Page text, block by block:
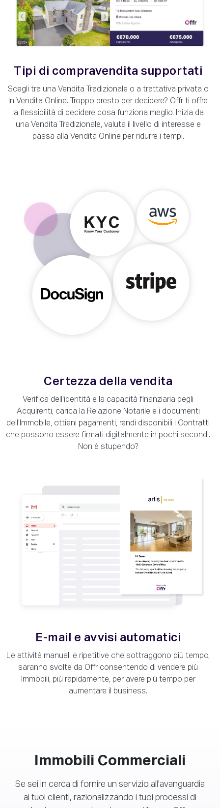
Tipi di compravendita supportati
Scegli tra una Vendita Tradizionale o a trattativa privata o
in Vendita Online. Troppo presto per decidere? Offr ti offre
la flessibilità di decidere cosa funziona meglio. Inizia da
una Vendita Tradizionale, valuta il livello di interesse e
passa alla Vendita Online per ridurre i tempi.
Certezza della vendita
Verifica dell'identità e la capacità finanziaria degli
Acquirenti, carica la Relazione Notarile e i documenti
dell'Immobile, ottieni pagamenti, rendi disponibili i Contratti
che possono essere firmati digitalmente in pochi secondi.
Non è stupendo?
E-mail e avvisi automatici
Le attività manuali e ripetitive che sottraggono più tempo,
saranno svolte da Offr consentendo di vendere più
Immobili, più rapidamente, per avere più tempo per
aumentare il business.
Immobili Commerciali
Se sei in cerca di fornire un servizio all'avanguardia
ai tuoi clienti, razionalizzando i tuoi processi di